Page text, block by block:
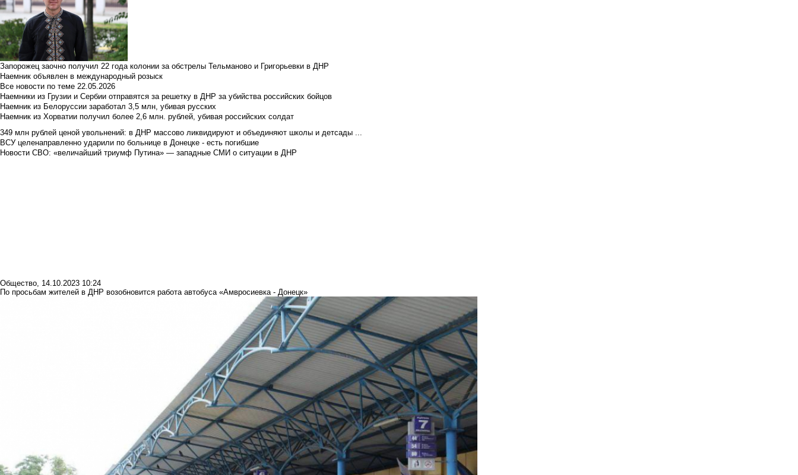
Запорожец заочно получил 22 года колонии за обстрелы Тельманово и Григорьевки в ДНР
Наемник объявлен в международный розыск
Все новости по теме 22.05.2026
Наемники из Грузии и Сербии отправятся за решетку в ДНР за убийства российских бойцов
Наемник из Белоруссии заработал 3,5 млн, убивая русских
Наемник из Хорватии получил более 2,6 млн. рублей, убивая российских солдат
349 млн рублей ценой увольнений: в ДНР массово ликвидируют и объединяют школы и детсады ...
ВСУ целенаправленно ударили по больнице в Донецке - есть погибшие
Новости СВО: «величайший триумф Путина» — западные СМИ о ситуации в ДНР
Общество 14.10.2023 10:24
По просьбам жителей в ДНР возобновится работа автобуса «Амвросиевка - Донецк»